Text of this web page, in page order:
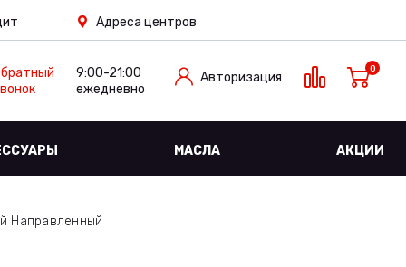
Адреса центров
9:00-21:00
ежедневно
Авторизация
0
МАСЛА АКЦИИ
Направленный